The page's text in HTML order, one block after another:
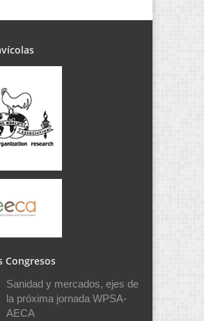
Congresos
Sanidad y mercados, ejes de
la próxima jornada WPSA-
AECA